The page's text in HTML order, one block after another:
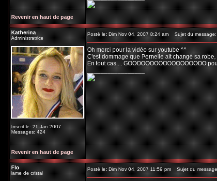
Revenir en haut de page
Katherina
Administratrice
Inscrit le: 21 Jan 2007
Messages: 424
Posté le: Dim Nov 04, 2007 8:24 am Sujet du message:
Oh merci pour la vidéo sur youtube ^^
C'est dommage que Pernelle ait changé sa
En tout cas.... GOOOOOOOOOOOOOOOOOO
_________________
Revenir en haut de page
Flo
lame de cristal
Posté le: Dim Nov 04, 2007 11:59 pm Sujet du